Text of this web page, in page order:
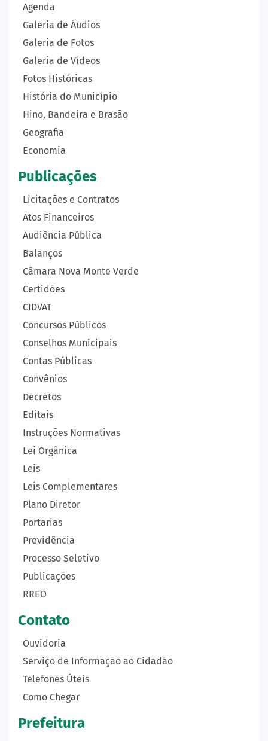
Agenda
Galeria de Áudios
Galeria de Fotos
Galeria de Vídeos
Fotos Históricas
História do Município
Hino, Bandeira e Brasão
Geografia
Economia
Publicações
Licitações e Contratos
Atos Financeiros
Audiência Pública
Balanços
Câmara Nova Monte Verde
Certidões
CIDVAT
Concursos Públicos
Conselhos Municipais
Contas Públicas
Convênios
Decretos
Editais
Instruções Normativas
Lei Orgânica
Leis
Leis Complementares
Plano Diretor
Portarias
Previdência
Processo Seletivo
Publicações
RREO
Contato
Ouvidoria
Serviço de Informação ao Cidadão
Telefones Úteis
Como Chegar
Prefeitura